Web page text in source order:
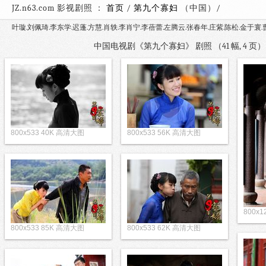
JZ.n63.com 影视剧照 ： 首页 / 第九个寡妇 （中国
叶璇.刘佩琦.李东学.迟蓬.方慧.肖轶.李肖宁.李蓓蕾.左腾云.张春年.庄紫.陈松.金于寰.
中国电视剧《第九个寡妇》 剧照 （41 幅, 4
800x533 40K 高清大图 800x533 56K 高清大图
800x533 85K 高清大图
800x533 62K 高清大图